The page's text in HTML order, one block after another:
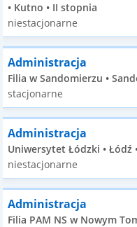
• Kutno • II stopnia
niestacjonarne
Administracja
Filia w Sandomierzu •
stacjonarne
Administracja
Uniwersytet Łódzki • Łódź
niestacjonarne
Administracja
Filia PAM NS w Nowym